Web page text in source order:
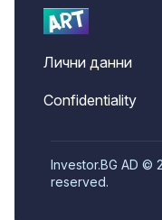
Лични данни
Confidentiality
Investor.BG AD ©
reserved.